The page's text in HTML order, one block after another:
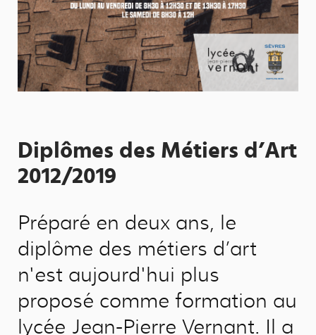
Diplômes des Métiers d’Art
2012/2019
Préparé en deux ans, le
diplôme des métiers d’art
n'est aujourd'hui plus
proposé comme formation au
lycée Jean-Pierre Vernant. Il a